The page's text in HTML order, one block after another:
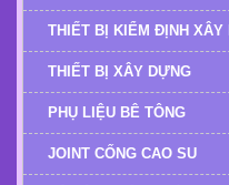
THIẾT BỊ KIỂM ĐỊNH XÂY
THIẾT BỊ XÂY DỰNG
PHỤ LIỆU BÊ TÔNG
JOINT CỐNG CAO SU